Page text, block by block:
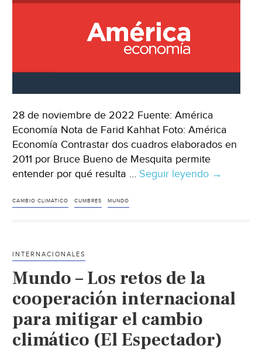
28 de noviembre de 2022 Fuente: América
Economía Nota de Farid Kahhat Foto: América
Economía Contrastar dos cuadros elaborados en
2011 por Bruce Bueno de Mesquita permite
entender por qué resulta … Seguir leyendo Mundo
cambio
climático
Economía)
→
CAMBIO CLIMÁTICO CUMBRES MUNDO
INTERNACIONALES
Mundo – Los retos de la
cooperación internacional
para mitigar el cambio
climático (El Espectador)